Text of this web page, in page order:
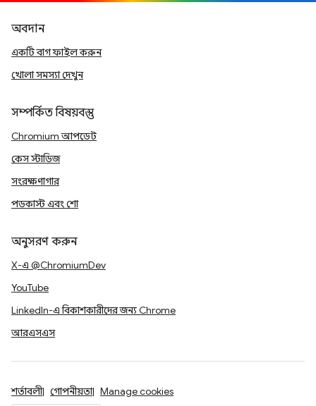
অবদান
একটি বাগ ফাইল করুন
খোলা সমস্যা দেখুন
সম্পর্কিত বিষয়বস্তু
Chromium আপডেট
কেস স্টাডিজ
সংরক্ষণাগার
পডকাস্ট এবং শো
অনুসরণ করুন
X-এ @ChromiumDev
YouTube
LinkedIn-এ বিকাশকারীদের জন্য Chrome
আরএসএস
শর্তাবলী গোপনীয়তা Manage cookies